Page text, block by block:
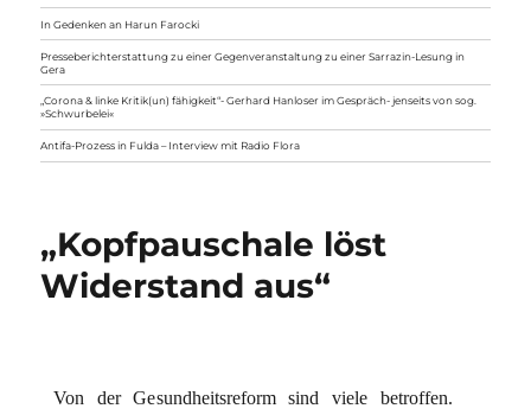
In Gedenken an Harun Farocki
Presseberichterstattung zu einer Gegenveranstaltung zu einer Sarrazin-Lesung in
Gera
„Corona & linke Kritik(un) fähigkeit“- Gerhard Hanloser im Gespräch- jenseits von sog.
»Schwurbelei«
Antifa-Prozess in Fulda – Interview mit Radio Flora
„Kopfpauschale löst
Widerstand aus“
Von der Gesundheitsreform sind viele betroffen.